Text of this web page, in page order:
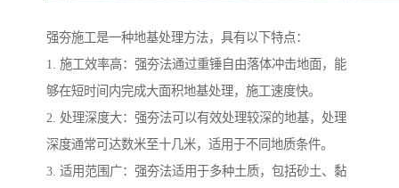
强夯施工是一种地基处理方法，具有以下特点：
1. 施工效率高：强夯法通过重锤自由落体冲击地面，能
够在短时间内完成大面积地基处理，施工速度快。
2. 处理深度大：强夯法可以有效处理较深的地基，处理
深度通常可达数米至十几米，适用于不同地质条件。
3. 适用范围广：强夯法适用于多种土质，包括砂土、黏